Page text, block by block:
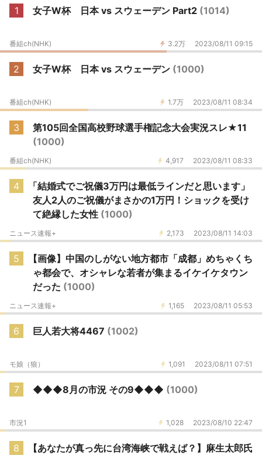
1 女子W杯 日本 vs スウェーデン Part2 (1014)
3.2万 2023/08/11 09:15
番組ch(NHK)
2 女子W杯 日本 vs スウェーデン (1000)
1.7万 2023/08/11 08:34
番組ch(NHK)
3
第105回全国高校野球選手権記念大会実況スレ★11
(1000)
4,917 2023/08/11 08:33
番組ch(NHK)
4
「結婚式でご祝儀3万円は最低ラインだと思います」
友人2人のご祝儀がまさかの1万円！ショックを受け
て絶縁した女性 (1000)
2,173 2023/08/11 14:03
ニュース速報+
5
【画像】中国のしがない地方都市「成都」めちゃくち
ゃ都会で、オシャレな若者が集まるイケイケタウン
だった (1000)
1,165 2023/08/11 05:53
ニュース速報+
6 巨人若大将4467 (1002)
1,091 2023/08/11 07:51
モ娘（狼）
7 ◆◆◆8月の市況 その9◆◆◆ (1000)
1,028 2023/08/10 22:47
市況1
8
【あなたが真っ先に台湾海峡で戦えば？】麻生太郎氏